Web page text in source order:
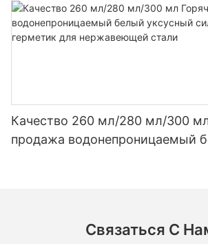
Качество 260 мл/280 мл/300
продажа водонепроницаемый
Связаться С